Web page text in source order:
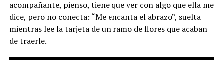
acompañante, pienso, tiene que ver con algo que ella me
dice, pero no conecta: “Me encanta el abrazo”, suelta
mientras lee la tarjeta de un ramo de flores que acaban
de traerle.